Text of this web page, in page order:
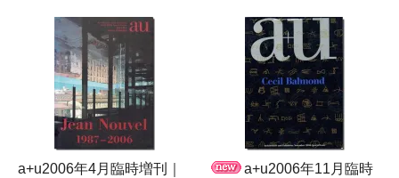
a+u2006年4月臨時増刊｜
a+u2006年11月臨時